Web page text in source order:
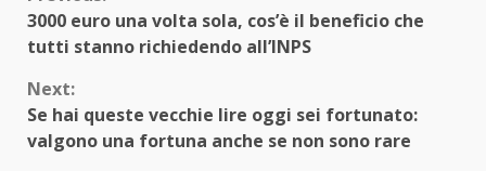
Reading
3000 euro una volta sola, cos’è il beneficio che
tutti stanno richiedendo all’INPS
Next:
Se hai queste vecchie lire oggi sei fortunato:
valgono una fortuna anche se non sono rare